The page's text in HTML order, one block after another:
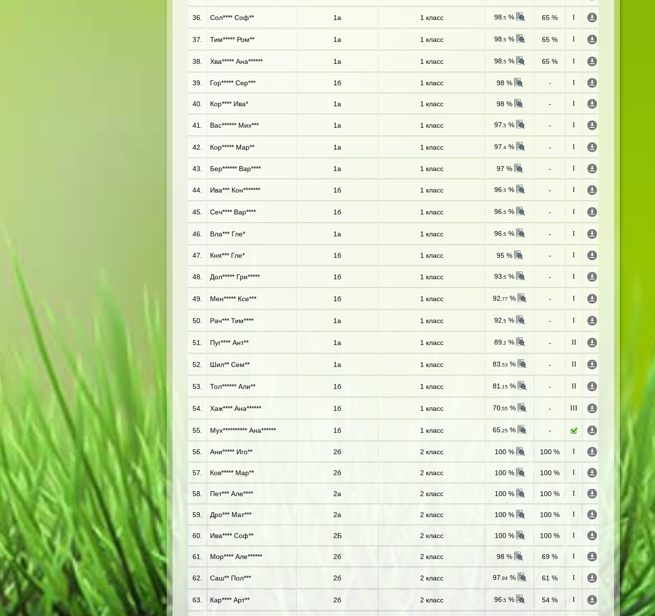
36. Сол**** Соф** 1а 1 класс 98 ,5 % 65 % I
37. Тим***** Ром** 1а 1 класс 98 ,5 % 65 % I
38. Хва***** Ана****** 1а 1 класс 98 ,5 % 65 % I
39. Гор***** Сер*** 1б 1 класс 98 % - I
40. Кор**** Ива* 1а 1 класс 98 % - I
41. Вас****** Мих*** 1а 1 класс 97 ,5 % - I
42. Кор***** Мар** 1а 1 класс 97 ,4 % - I
43. Бер****** Вар**** 1а 1 класс 97 % - I
44. Ива*** Кон******* 1б 1 класс 96 ,5 % - I
45. Сеч**** Вар**** 1б 1 класс 96 ,5 % - I
46. Вла*** Гле* 1а 1 класс 96 ,5 % - I
47. Кня*** Гле* 1б 1 класс 95 % - I
48. Дол***** Гри***** 1б 1 класс 93 ,5 % - I
49. Мен***** Ксе*** 1б 1 класс 92 ,77 % - I
50. Рач*** Тим**** 1а 1 класс 92 ,5 % - I
51. Пуг**** Ант** 1а 1 класс 89 ,2 % - II
52. Шил** Сем** 1а 1 класс 83 ,53 % - II
53. Тол****** Али** 1б 1 класс 81 ,15 % - II
54. Хаж**** Ана****** 1б 1 класс 70 ,55 % - III
55. Мух********** Ана****** 1б 1 класс 65 ,25 % -
56. Ани***** Иго** 2б 2 класс 100 % 100 % I
57. Ков***** Мар** 2б 2 класс 100 % 100 % I
58. Пет*** Але**** 2а 2 класс 100 % 100 % I
59. Дро*** Мат*** 2а 2 класс 100 % 100 % I
60. Ива**** Соф** 2Б 2 класс 100 % 100 % I
61. Мор**** Але****** 2б 2 класс 98 % 69 % I
62. Саш** Пол*** 2б 2 класс 97 ,94 % 61 % I
63. Кар**** Арт** 2б 2 класс 96 ,5 % 54 % I